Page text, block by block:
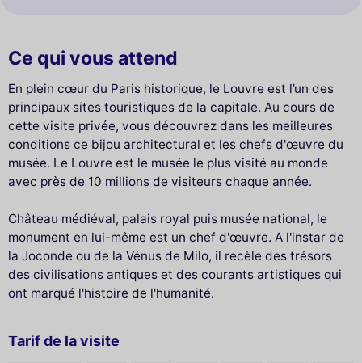
Ce qui vous attend
En plein cœur du Paris historique, le Louvre est l’un des
principaux sites touristiques de la capitale. Au cours de
cette visite privée, vous découvrez dans les meilleures
conditions ce bijou architectural et les chefs d'œuvre du
musée. Le Louvre est le musée le plus visité au monde
avec près de 10 millions de visiteurs chaque année.
Château médiéval, palais royal puis musée national, le
monument en lui-même est un chef d'œuvre. A l'instar de
la Joconde ou de la Vénus de Milo, il recèle des trésors
des civilisations antiques et des courants artistiques qui
ont marqué l'histoire de l'humanité.
Tarif de la visite